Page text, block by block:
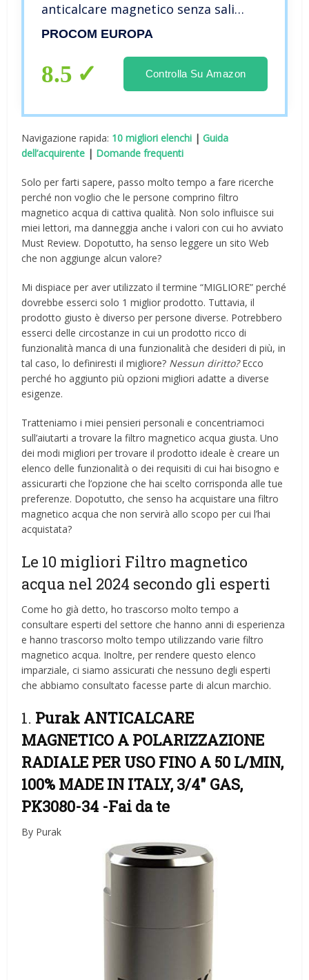
anticalcare magnetico senza sali
senza manutenzione. Garanzia a vita
(Lavatrice/Lavastoviglie)
PROCOM EUROPA
8.5 Controlla Su Amazon
Navigazione rapida: 10 migliori elenchi |Guida
dell’acquirente | Domande frequenti
Solo per farti sapere, passo molto tempo a fare ricerche
perché non voglio che le persone comprino filtro
magnetico acqua di cattiva qualità. Non solo influisce sui
miei lettori, ma danneggia anche i valori con cui ho avviato
Must Review. Dopotutto, ha senso leggere un sito Web
che non aggiunge alcun valore?
Mi dispiace per aver utilizzato il termine “MIGLIORE” perché
dovrebbe esserci solo 1 miglior prodotto. Tuttavia, il
prodotto giusto è diverso per persone diverse. Potrebbero
esserci delle circostanze in cui un prodotto ricco di
funzionalità manca di una funzionalità che desideri di più, in
tal caso, lo definiresti il ​​migliore? Nessun diritto?Ecco
perché ho aggiunto più opzioni migliori adatte a diverse
esigenze.
Tratteniamo i miei pensieri personali e concentriamoci
sull’aiutarti a trovare la filtro magnetico acqua giusta. Uno
dei modi migliori per trovare il prodotto ideale è creare un
elenco delle funzionalità o dei requisiti di cui hai bisogno e
assicurarti che l’opzione che hai scelto corrisponda alle tue
preferenze. Dopotutto, che senso ha acquistare una filtro
magnetico acqua che non servirà allo scopo per cui l’hai
acquistata?
Le 10 migliori Filtro magnetico
acqua nel 2024 secondo gli esperti
Come ho già detto, ho trascorso molto tempo a
consultare esperti del settore che hanno anni di esperienza
e hanno trascorso molto tempo utilizzando varie filtro
magnetico acqua. Inoltre, per rendere questo elenco
imparziale, ci siamo assicurati che nessuno degli esperti
che abbiamo consultato facesse parte di alcun marchio.
1. Purak ANTICALCARE
MAGNETICO A POLARIZZAZIONE
RADIALE PER USO FINO A 50 L/MIN,
100% MADE IN ITALY, 3/4″ GAS,
PK3080-34 -Fai da te
By Purak